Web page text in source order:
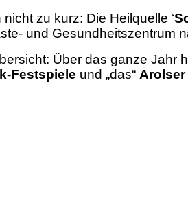
zu kurz: Die Heilquelle ‘
und Gesundheitszentrum
Über das ganze Jahr
Festspiele und „das“